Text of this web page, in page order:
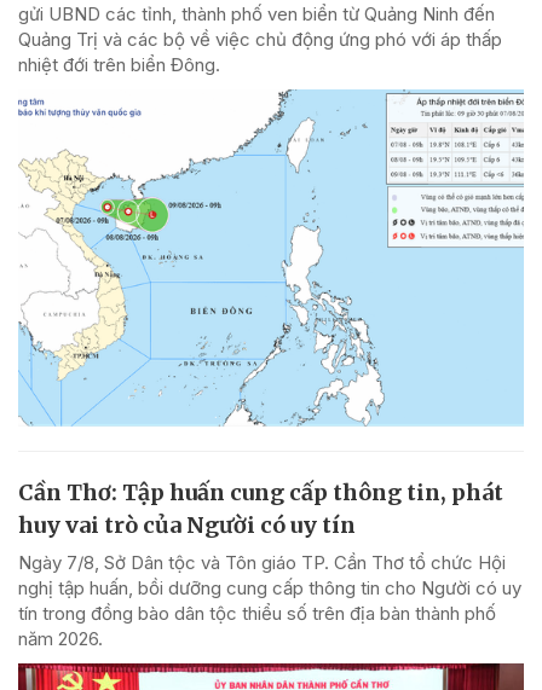
gửi UBND các tỉnh, thành phố ven biển từ Quảng Ninh đến
Quảng Trị và các bộ về việc chủ động ứng phó với áp thấp
nhiệt đới trên biển Đông.
Cần Thơ: Tập huấn cung cấp thông tin, phát
huy vai trò của Người có uy tín
Ngày 7/8, Sở Dân tộc và Tôn giáo TP. Cần Thơ tổ chức Hội
nghị tập huấn, bồi dưỡng cung cấp thông tin cho Người có uy
tín trong đồng bào dân tộc thiểu số trên địa bàn thành phố
năm 2026.